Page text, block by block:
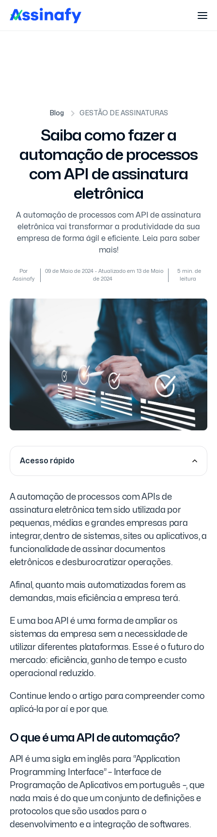
Blog GESTÃO DE ASSINATURAS
Saiba como fazer a
automação de processos
com API de assinatura
eletrônica
A automação de processos com API de assinatura
eletrônica vai transformar a produtividade da sua
empresa de forma ágil e eficiente. Leia para saber
mais!
Por
Assinafy
09 de Maio de 2024 - Atualizado em 13 de Maio
de 2024
5 min. de
leitura
Acesso rápido
A automação de processos com APIs de
assinatura eletrônica tem sido utilizada por
pequenas, médias e grandes empresas para
integrar, dentro de sistemas, sites ou aplicativos, a
funcionalidade de assinar documentos
eletrônicos e desburocratizar operações.
Afinal, quanto mais automatizadas forem as
demandas, mais eficiência a empresa terá.
E uma boa API é uma forma de ampliar os
sistemas da empresa sem a necessidade de
utilizar diferentes plataformas. Esse é o futuro do
mercado: eficiência, ganho de tempo e custo
operacional reduzido.
Continue lendo o artigo para compreender como
aplicá-la por aí e por que.
O que é uma API de automação?
API é uma sigla em inglês para “Application
Programming Interface” – Interface de
Programação de Aplicativos em português –, que
nada mais é do que um conjunto de definições e
protocolos que são usados para o
desenvolvimento e a integração de softwares.